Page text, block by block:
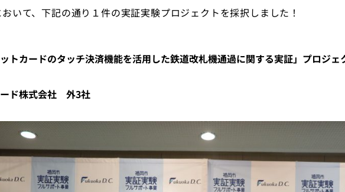
いて、下記の通り１件の実証実験プロジェクトを採択しました！
ットカードのタッチ決済機能を活用した鉄道改札機通過に関する実証」プロジェ
ド株式会社 外3社